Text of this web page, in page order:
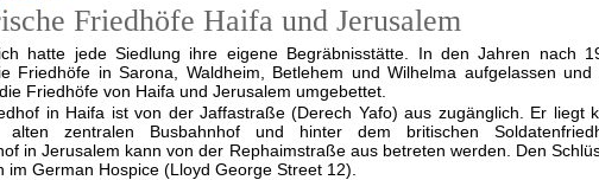
Friedhöfe Haifa und Jerusalem
hatte jede Siedlung ihre eigene Begräbnisstätte. In den Jahren nach
Friedhöfe in Sarona, Waldheim, Betlehem und Wilhelma aufgelassen und
Friedhöfe von Haifa und Jerusalem umgebettet.
in Haifa ist von der Jaffastraße (Derech Yafo) aus zugänglich. Er liegt
zentralen Busbahnhof und hinter dem britischen
in Jerusalem kann von der Rephaimstraße aus betreten werden. Den
im German Hospice (Lloyd George Street 12).